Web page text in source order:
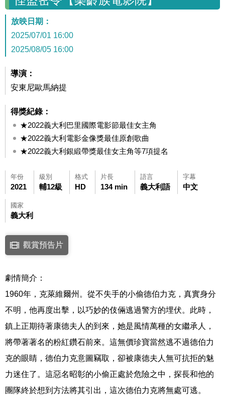
放映日期：
2025/07/01 16:00
2025/08/05 16:00
導演：
安東尼歐馬納提
得獎紀錄：
★2022義大利巴里國際電影節最佳女主角
★2022義大利電影金像獎最佳原創歌曲
★2022義大利銀緞帶獎最佳女主角等7項提名
年份
2021
級別
輔12級
格式
HD
片長
134 min
語言
義大利語
字幕
中文
國家
義大利
點擊下列連結開啟視窗後，可使用鍵盤Tab鍵移至影片中央播放鍵，再
連結至Youtube網站觀看此影片(開新視窗)
觀賞預告片
劇情簡介：
1960年，克萊維爾州。從不失手的小偷德伯力克，真實身分
不明，他再度出擊，以巧妙的伎倆逃過警方的埋伏。此時，
鎮上正期待著康德夫人的到來，她是風情萬種的女繼承人，
將帶著著名的粉紅鑽石前來。這無價珍寶當然逃不過德伯力
克的眼睛，德伯力克意圖竊取，卻被康德夫人無可抗拒的魅
力迷住了。這惡名昭彰的小偷正處於危險之中，探長和他的
團隊終於想到方法將其引出，這次德伯力克將無處可逃。